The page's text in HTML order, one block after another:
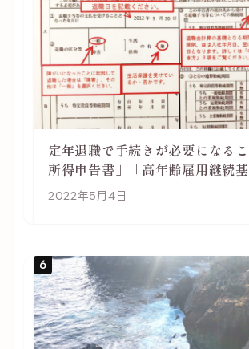
定年退職で手続きが必要になる
所得申告書」「高年齢雇用継続
受給資格確認」
2022年5月4日
6